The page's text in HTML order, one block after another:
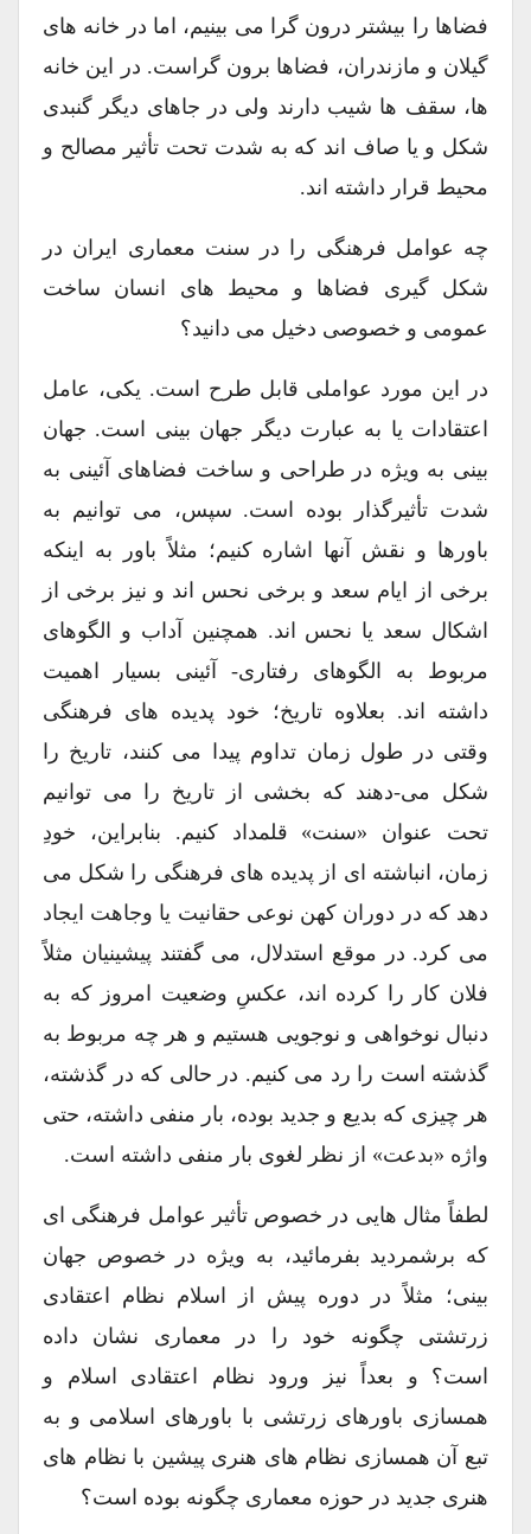
فضاها را بیشتر درون گرا می بینیم، اما در خانه های
گیلان و مازندران، فضاها برون گراست. در این خانه
ها، سقف ها شیب دارند ولی در جاهای دیگر گنبدی
شکل و یا صاف اند که به شدت تحت تأثیر مصالح و
محیط قرار داشته اند.
چه عوامل فرهنگی را در سنت معماری ایران در
شکل گیری فضاها و محیط های انسان ساخت
عمومی و خصوصی دخیل می دانید؟
در این مورد عواملی قابل طرح است. یکی، عامل
اعتقادات یا به عبارت دیگر جهان بینی است. جهان
بینی به ویژه در طراحی و ساخت فضاهای آئینی به
شدت تأثیرگذار بوده است. سپس، می توانیم به
باورها و نقش آنها اشاره کنیم؛ مثلاً باور به اینکه
برخی از ایام سعد و برخی نحس اند و نیز برخی از
اشکال سعد یا نحس اند. همچنین آداب و الگوهای
مربوط به الگوهای رفتاری- آئینی بسیار اهمیت
داشته اند. بعلاوه تاریخ؛ خود پدیده های فرهنگی
وقتی در طول زمان تداوم پیدا می کنند، تاریخ را
شکل می-دهند که بخشی از تاریخ را می توانیم
تحت عنوان «سنت» قلمداد کنیم. بنابراین، خودِ
زمان، انباشته ای از پدیده های فرهنگی را شکل می
دهد که در دوران کهن نوعی حقانیت یا وجاهت ایجاد
می کرد. در موقع استدلال، می گفتند پیشینیان مثلاً
فلان کار را کرده اند، عکسِ وضعیت امروز که به
دنبال نوخواهی و نوجویی هستیم و هر چه مربوط به
گذشته است را رد می کنیم. در حالی که در گذشته،
هر چیزی که بدیع و جدید بوده، بار منفی داشته، حتی
واژه «بدعت» از نظر لغوی بار منفی داشته است.
لطفاً مثال هایی در خصوص تأثیر عوامل فرهنگی ای
که برشمردید بفرمائید، به ویژه در خصوص جهان
بینی؛ مثلاً در دوره پیش از اسلام نظام اعتقادی
زرتشتی چگونه خود را در معماری نشان داده
است؟ و بعداً نیز ورود نظام اعتقادی اسلام و
همسازی باورهای زرتشی با باورهای اسلامی و به
تبع آن همسازی نظام های هنری پیشین با نظام های
هنری جدید در حوزه معماری چگونه بوده است؟